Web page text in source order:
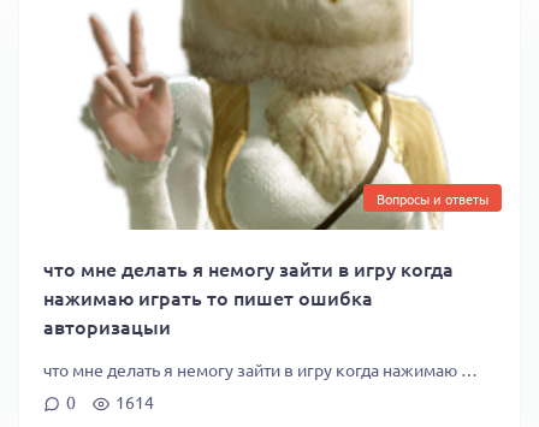
Вопросы и ответы
что мне делать я немогу зайти в игру когда
нажимаю играть то пишет ошибка
авторизацыи
что мне делать я немогу зайти в игру когда нажимаю …
0
1614